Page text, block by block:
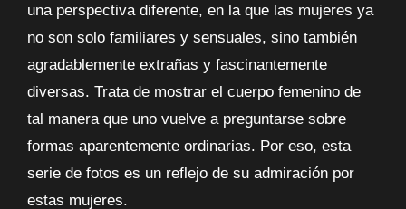
una perspectiva diferente, en la que las mujeres ya
no son solo familiares y sensuales, sino también
agradablemente extrañas y fascinantemente
diversas. Trata de mostrar el cuerpo femenino de
tal manera que uno vuelve a preguntarse sobre
formas aparentemente ordinarias. Por eso, esta
serie de fotos es un reflejo de su admiración por
estas mujeres.